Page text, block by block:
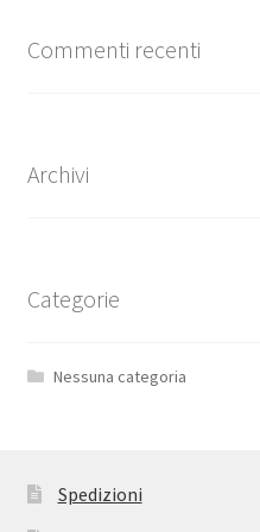
Commenti recenti
Archivi
Categorie
Nessuna categoria
Spedizioni